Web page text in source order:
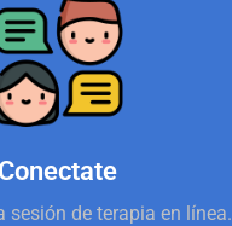
Conectate
sesión de terapia en línea.